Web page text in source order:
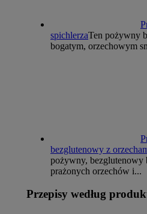
spichlerzaTen pożywny
bogatym, orzechowym
bezglutenowy z
pożywny, bezglutenowy
prażonych orzechów i...
Przepisy według